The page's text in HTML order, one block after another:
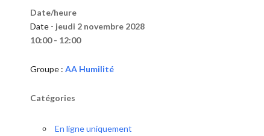
Date/heure
Date - jeudi 2 novembre 2028
10:00 - 12:00
Groupe : AA Humilité
Catégories
En ligne uniquement